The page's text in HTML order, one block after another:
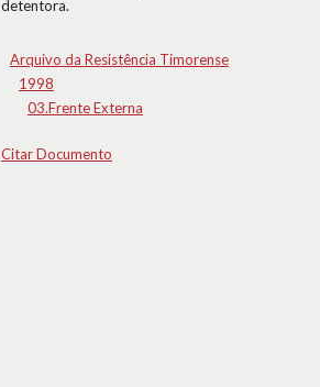
detentora.
Arquivo da Resistência Timorense
1998
03.Frente Externa
Citar Documento